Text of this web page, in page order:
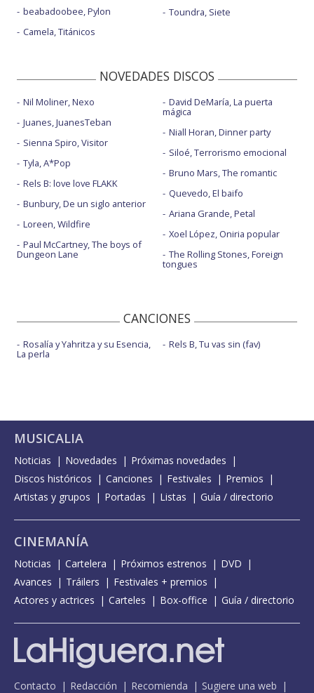
beabadoobee, Pylon
Camela, Titánicos
Toundra, Siete
NOVEDADES DISCOS
Nil Moliner, Nexo
Juanes, JuanesTeban
Sienna Spiro, Visitor
Tyla, A*Pop
Rels B: love love FLAKK
Bunbury, De un siglo anterior
Loreen, Wildfire
Paul McCartney, The boys of
Dungeon Lane
David DeMaría, La puerta
mágica
Niall Horan, Dinner party
Siloé, Terrorismo emocional
Bruno Mars, The romantic
Quevedo, El baifo
Ariana Grande, Petal
Xoel López, Oniria popular
The Rolling Stones, Foreign
tongues
CANCIONES
Rosalía y Yahritza y su Esencia,
La perla
Rels B, Tu vas sin (fav)
MUSICALIA
Noticias Novedades
Próximas novedades
Discos históricos
Canciones Festivales
Premios
Artistas y grupos
Portadas Listas Guía / directorio
CINEMANÍA
Noticias Cartelera Próximos estrenos
DVD
Avances
Tráilers
Festivales + premios
Actores y actrices
Carteles Box-office Guía / directorio
Contacto Redacción Recomienda Sugiere una web